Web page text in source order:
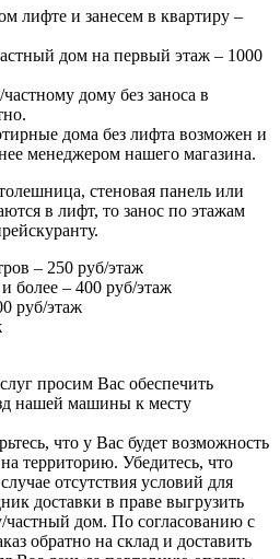
лифте и занесем в квартиру –
дом на первый этаж – 1000
дому без заноса в
дома без лифта возможен и
менеджером нашего магазина.
стеновая панель или
в лифт, то занос по этажам
– 250 руб/этаж
более – 400 руб/этаж
руб/этаж
просим Вас обеспечить
нашей машины к месту
что у Вас будет возможность
территорию. Убедитесь, что
отсутствия условий для
доставки в праве выгрузить
частный дом. По согласованию с
обратно на склад и доставить